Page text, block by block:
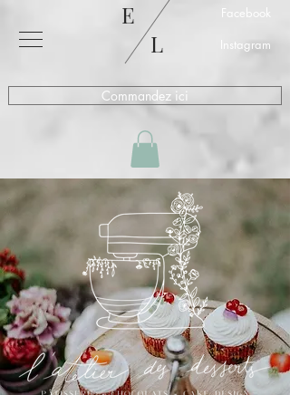
L
E
Instagram
Facebook
Commandez ici